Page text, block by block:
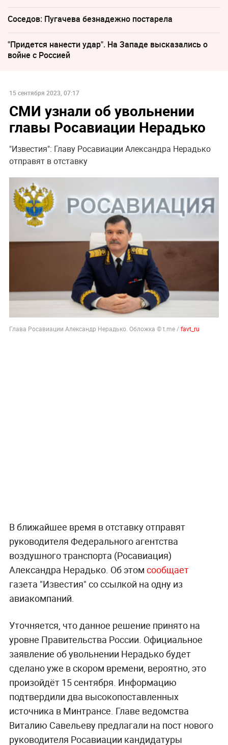
Соседов: Пугачева безнадежно постарела
"Придется нанести удар". На Западе высказались о
войне с Россией
15 сентября 2023, 07:17
СМИ узнали об увольнении
главы Росавиации Нерадько
"Известия": Главу Росавиации Александра Нерадько
отправят в отставку
Глава Росавиации Александр Нерадько. Обложка © t.me /favt_ru
В ближайшее время в отставку отправят
руководителя Федерального агентства
воздушного транспорта (Росавиация)
Александра Нерадько. Об этом сообщает
газета "Известия" со ссылкой на одну из
авиакомпаний.
Уточняется, что данное решение принято на
уровне Правительства России. Официальное
заявление об увольнении Нерадько будет
сделано уже в скором времени, вероятно, это
произойдёт 15 сентября. Информацию
подтвердили два высокопоставленных
источника в Минтрансе. Главе ведомства
Виталию Савельеву предлагали на пост нового
руководителя Росавиации кандидатуры